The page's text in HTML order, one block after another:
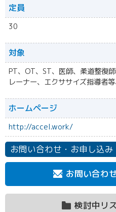
定員
30
対象
PT、OT、ST、医師、柔道整復
レーナー、エクササイズ指導者
ホームページ
http://accel.work/
お問い合わせ・お申し込み
お問い合わ
検討中リ